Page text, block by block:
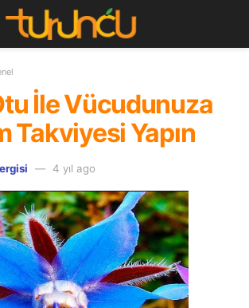
İle Vücudunuza
Takviyesi Yapın
4 yıl ago